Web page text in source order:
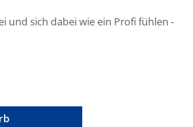
und sich dabei wie ein Profi fühlen -